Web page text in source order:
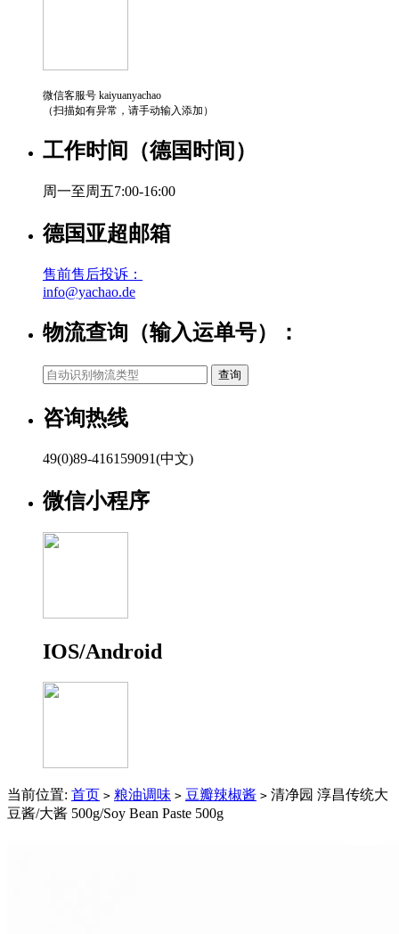
微信客服号 kaiyuanyachao
（扫描如有异常，请手动输入添加）
工作时间（德国时间）
周一至周五7:00-16:00
德国亚超邮箱
售前售后投诉：
info@yachao.de
物流查询（输入运单号）：
咨询热线
49(0)89-416159091(中文)
微信小程序
IOS/Android
当前位置: 首页 > 粮油调味 > 豆瓣辣椒酱 > 清净园 淳昌传统大
豆酱/大酱 500g/Soy Bean Paste 500g